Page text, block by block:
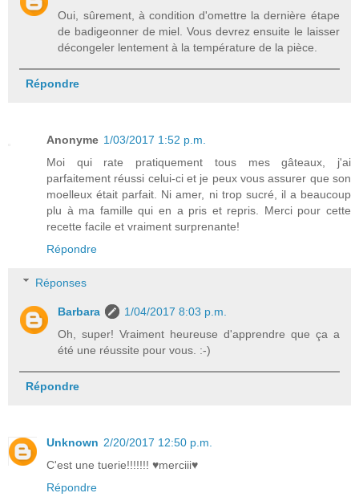
Oui, sûrement, à condition d'omettre la dernière étape
de badigeonner de miel. Vous devrez ensuite le laisser
décongeler lentement à la température de la pièce.
Répondre
Anonyme 1/03/2017 1:52 p.m.
Moi qui rate pratiquement tous mes gâteaux, j'ai
parfaitement réussi celui-ci et je peux vous assurer que son
moelleux était parfait. Ni amer, ni trop sucré, il a beaucoup
plu à ma famille qui en a pris et repris. Merci pour cette
recette facile et vraiment surprenante!
Répondre
Réponses
Barbara
1/04/2017 8:03 p.m.
Oh, super! Vraiment heureuse d'apprendre que ça a
été une réussite pour vous. :-)
Répondre
Unknown 2/20/2017 12:50 p.m.
C'est une tuerie!!!!!!! ♥merciii♥
Répondre